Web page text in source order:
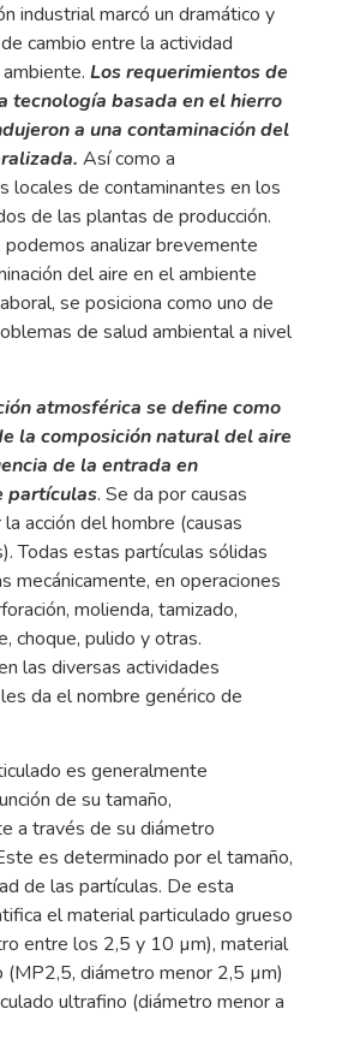
industrial marcó un dramático y
cambio entre la actividad
Los requerimientos de
tecnología basada en el hierro
a una contaminación del
Así como a
locales de contaminantes en los
de las plantas de producción.
analizar brevemente
del aire en el ambiente
se posiciona como uno de
de salud ambiental a nivel
atmosférica se define como
la composición natural del aire
de la entrada en
partículas. Se da por causas
acción del hombre (causas
Todas estas partículas sólidas
mecánicamente, en operaciones
molienda, tamizado,
choque, pulido y otras.
las diversas actividades
da el nombre genérico de
es generalmente
de su tamaño,
a través de su diámetro
es determinado por el tamaño,
de las partículas. De esta
el material particulado grueso
entre los 2,5 y 10 µm), material
(MP2,5, diámetro menor 2,5 µm)
ultrafino (diámetro menor a